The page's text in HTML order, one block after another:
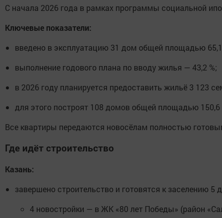
С начала 2026 года в рамках программы социальной
Ключевые показатели:
введено в эксплуатацию 31 дом общей площадью
выполнение годового плана по вводу жилья — 43,2 %;
в 2026 году планируется предоставить жильё 3 123
для этого построят 108 домов общей площадью
Все квартиры передаются новосёлам полностью
Где идёт строительство
Казань:
завершено строительство и готовятся к заселению 5
4 новостройки — в ЖК «80 лет Победы» (район